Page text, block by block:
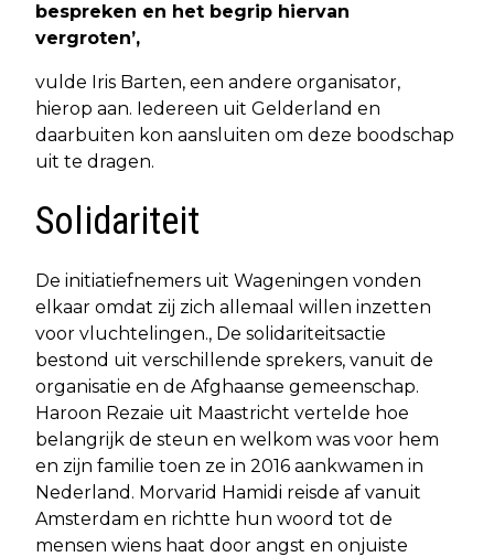
bespreken en het begrip hiervan
vergroten’,
vulde Iris Barten, een andere organisator,
hierop aan. Iedereen uit Gelderland en
daarbuiten kon aansluiten om deze boodschap
uit te dragen.
Solidariteit
De initiatiefnemers uit Wageningen vonden
elkaar omdat zij zich allemaal willen inzetten
voor vluchtelingen., De solidariteitsactie
bestond uit verschillende sprekers, vanuit de
organisatie en de Afghaanse gemeenschap.
Haroon Rezaie uit Maastricht vertelde hoe
belangrijk de steun en welkom was voor hem
en zijn familie toen ze in 2016 aankwamen in
Nederland. Morvarid Hamidi reisde af vanuit
Amsterdam en richtte hun woord tot de
mensen wiens haat door angst en onjuiste